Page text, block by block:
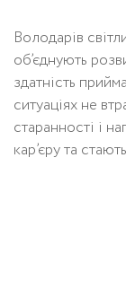
Володарів
об’єднують
здатність
ситуаціях не
старанності і
кар’єру та